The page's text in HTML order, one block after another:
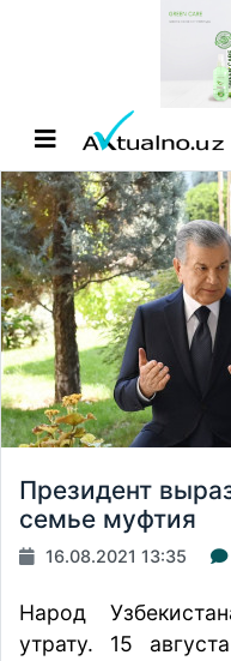
Президент
семье муфтия
16.08.2021 13:35
Народ
утрату. 15